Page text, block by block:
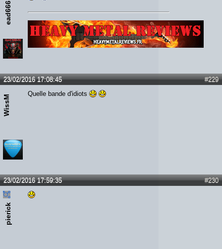
ead666
#229
23/02/2016 17:08:45
WissM
Quelle bande d'idiots
#230
23/02/2016 17:59:35
pierick